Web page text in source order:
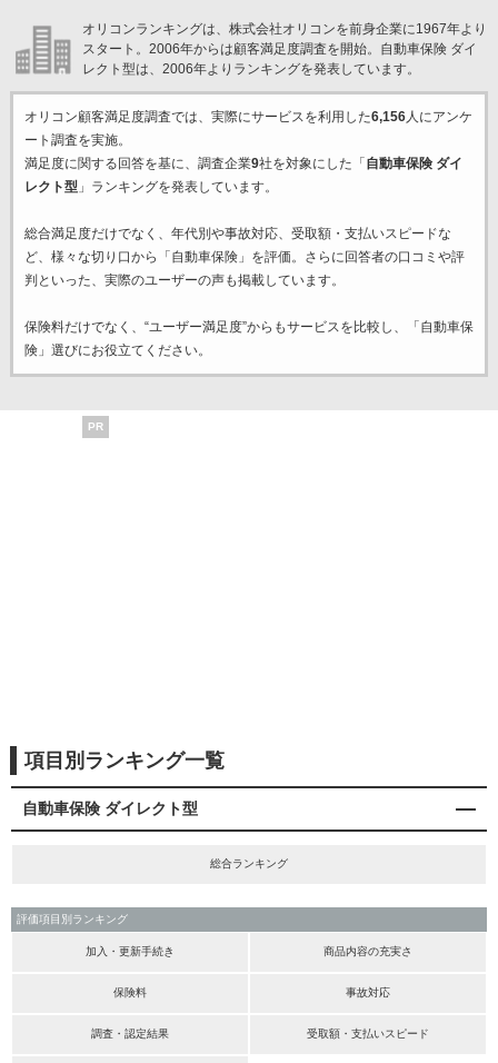
オリコンランキングは、株式会社オリコンを前身企業に1967年より
スタート。2006年からは顧客満足度調査を開始。自動車保険 ダイ
レクト型は、2006年よりランキングを発表しています。
オリコン顧客満足度調査では、実際にサービスを利用した6,156人にアンケ
ート調査を実施。
満足度に関する回答を基に、調査企業9社を対象にした「 自動車保険 ダイ
レクト型」ランキングを発表しています。
総合満足度だけでなく、年代別や事故対応、受取額・支払いスピードな
ど、様々な切り口から「自動車保険」を評価。さらに回答者の口コミや評
判といった、実際のユーザーの声も掲載しています。
保険料だけでなく、“ユーザー満足度”からもサービスを比較し、「自動車保
険」選びにお役立てください。
PR
項目別ランキング一覧
自動車保険 ダイレクト型
総合ランキング
評価項目別ランキング
加入・更新手続き 商品内容の充実さ
保険料 事故対応
調査・認定結果 受取額・支払いスピード